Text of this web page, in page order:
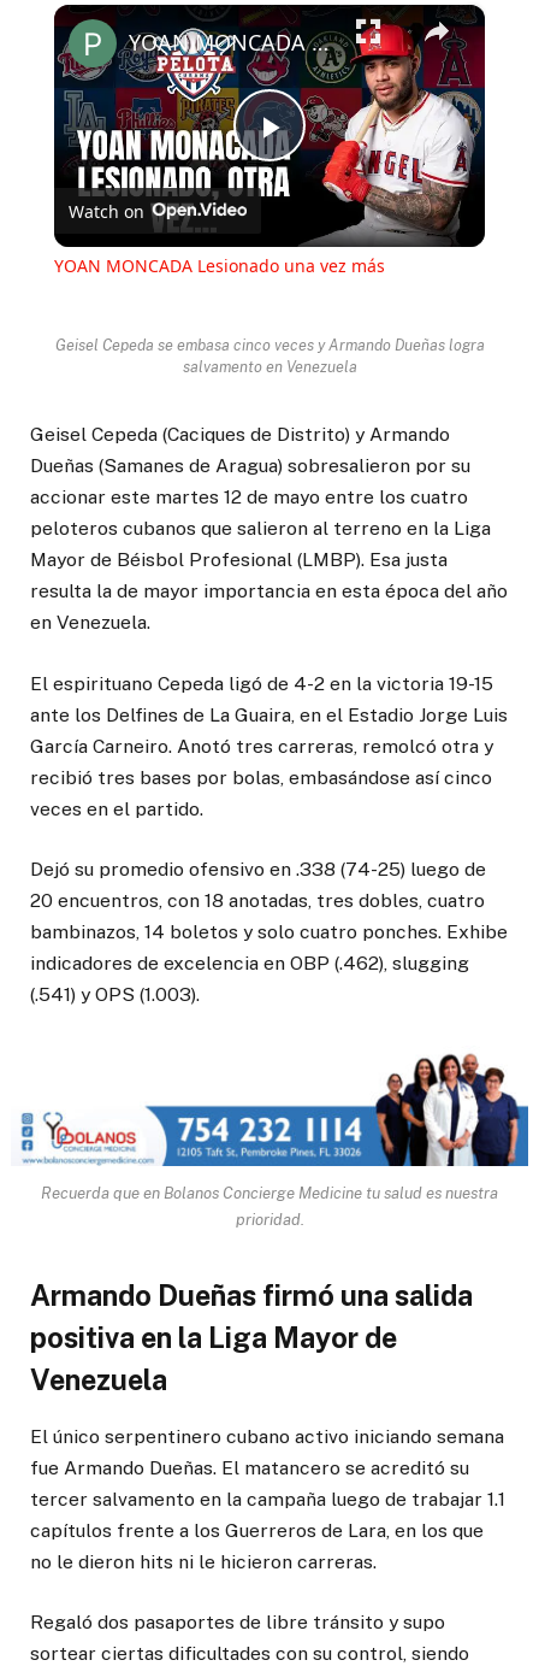
×
Play
Video
YOAN MONCADA Lesionado una vez más
Watch on
YOAN MONCADA Lesionado una vez más
Geisel Cepeda se embasa cinco veces y Armando Dueñas logra
salvamento en Venezuela
Geisel Cepeda (Caciques de Distrito) y Armando
Dueñas (Samanes de Aragua) sobresalieron por su
accionar este martes 12 de mayo entre los cuatro
peloteros cubanos que salieron al terreno en la Liga
Mayor de Béisbol Profesional (LMBP). Esa justa
resulta la de mayor importancia en esta época del año
en Venezuela.
El espirituano Cepeda ligó de 4-2 en la victoria 19-15
ante los Delfines de La Guaira, en el Estadio Jorge Luis
García Carneiro. Anotó tres carreras, remolcó otra y
recibió tres bases por bolas, embasándose así cinco
veces en el partido.
Dejó su promedio ofensivo en .338 (74-25) luego de
20 encuentros, con 18 anotadas, tres dobles, cuatro
bambinazos, 14 boletos y solo cuatro ponches. Exhibe
indicadores de excelencia en OBP (.462), slugging
(.541) y OPS (1.003).
Recuerda que en Bolanos Concierge Medicine tu salud es nuestra
prioridad.
Armando Dueñas firmó una salida
positiva en la Liga Mayor de
Venezuela
El único serpentinero cubano activo iniciando semana
fue Armando Dueñas. El matancero se acreditó su
tercer salvamento en la campaña luego de trabajar 1.1
capítulos frente a los Guerreros de Lara, en los que
no le dieron hits ni le hicieron carreras.
Regaló dos pasaportes de libre tránsito y supo
sortear ciertas dificultades con su control, siendo